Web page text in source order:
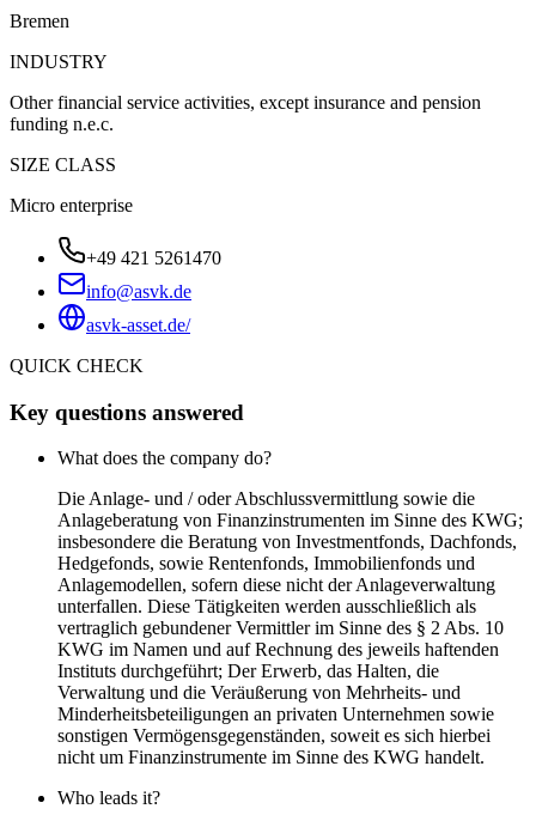
Bremen
INDUSTRY
Other financial service activities, except insurance and pension
funding n.e.c.
SIZE CLASS
Micro enterprise
+49 421 5261470
info@asvk.de
asvk-asset.de/
QUICK CHECK
Key questions answered
What does the company do?
Die Anlage- und / oder Abschlussvermittlung sowie die
Anlageberatung von Finanzinstrumenten im Sinne des KWG;
insbesondere die Beratung von Investmentfonds, Dachfonds,
Hedgefonds, sowie Rentenfonds, Immobilienfonds und
Anlagemodellen, sofern diese nicht der Anlageverwaltung
unterfallen. Diese Tätigkeiten werden ausschließlich als
vertraglich gebundener Vermittler im Sinne des § 2 Abs. 10
KWG im Namen und auf Rechnung des jeweils haftenden
Instituts durchgeführt; Der Erwerb, das Halten, die
Verwaltung und die Veräußerung von Mehrheits- und
Minderheitsbeteiligungen an privaten Unternehmen sowie
sonstigen Vermögensgegenständen, soweit es sich hierbei
nicht um Finanzinstrumente im Sinne des KWG handelt.
Who leads it?